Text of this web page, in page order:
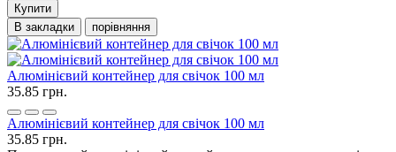
Купити
В закладки
порівняння
Алюмінієвий контейнер для свічок 100 мл
35.85 грн.
Алюмінієвий контейнер для свічок 100 мл
35.85 грн.